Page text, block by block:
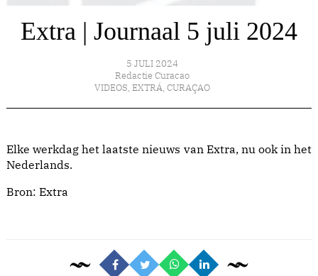
Extra | Journaal 5 juli 2024
5 JULI 2024
Redactie Curacao
VIDEOS, EXTRÁ, CURAÇAO
Elke werkdag het laatste nieuws van Extra, nu ook in het
Nederlands.
Bron: Extra